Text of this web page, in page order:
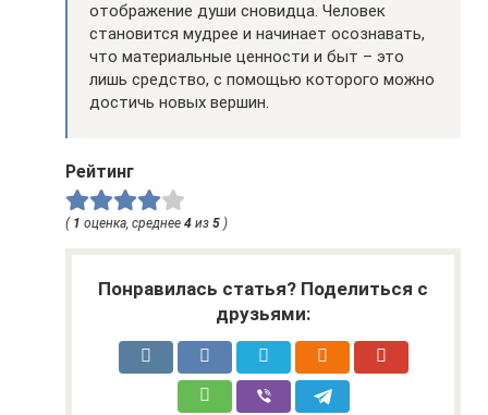
отображение души сновидца. Человек
становится мудрее и начинает осознавать,
что материальные ценности и быт – это
лишь средство, с помощью которого можно
достичь новых вершин.
Рейтинг
( 1 оценка, среднее 4 из 5 )
Понравилась статья? Поделиться с
друзьями: